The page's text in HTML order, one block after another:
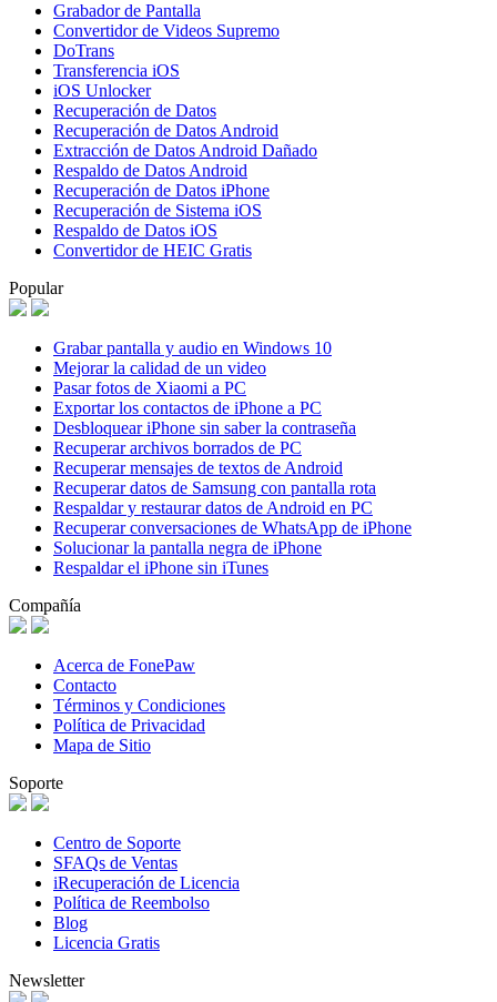
Grabador de Pantalla
Convertidor de Videos Supremo
DoTrans
Transferencia iOS
iOS Unlocker
Recuperación de Datos
Recuperación de Datos Android
Extracción de Datos Android Dañado
Respaldo de Datos Android
Recuperación de Datos iPhone
Recuperación de Sistema iOS
Respaldo de Datos iOS
Convertidor de HEIC Gratis
Popular
Grabar pantalla y audio en Windows 10
Mejorar la calidad de un video
Pasar fotos de Xiaomi a PC
Exportar los contactos de iPhone a PC
Desbloquear iPhone sin saber la contraseña
Recuperar archivos borrados de PC
Recuperar mensajes de textos de Android
Recuperar datos de Samsung con pantalla rota
Respaldar y restaurar datos de Android en PC
Recuperar conversaciones de WhatsApp de iPhone
Solucionar la pantalla negra de iPhone
Respaldar el iPhone sin iTunes
Compañía
Acerca de FonePaw
Contacto
Términos y Condiciones
Política de Privacidad
Mapa de Sitio
Soporte
Centro de Soporte
SFAQs de Ventas
iRecuperación de Licencia
Política de Reembolso
Blog
Licencia Gratis
Newsletter